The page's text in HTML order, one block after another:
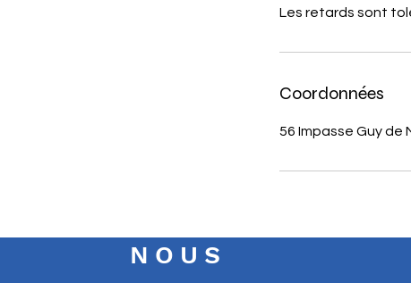
Les retards sont
Coordonnées
56 Impasse Guy de
NOUS